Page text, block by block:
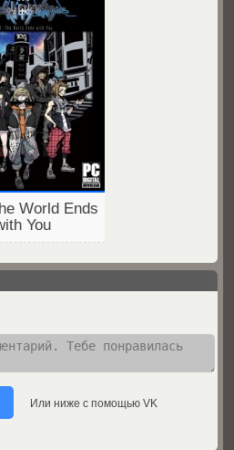
World Ends
You
Или ниже с помощью VK